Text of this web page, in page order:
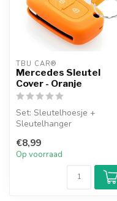
TBU CAR®
Mercedes Sleutel
Cover - Oranje
Set: Sleutelhoesje +
Sleutelhanger
€8,99
Op voorraad